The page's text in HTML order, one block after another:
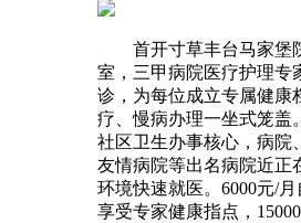
首开寸草丰台马家堡
室，三甲病院医疗护理专
诊，为每位成立专属健康
疗、慢病办理一坐式笼盖
社区卫生办事核心，病院
友情病院等出名病院近正
环境快速就医。6000元/
享受专家健康指点，